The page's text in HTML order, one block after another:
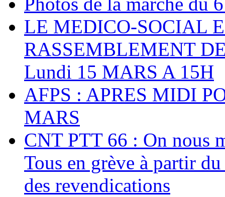
LE MEDICO-SOCIAL
RASSEMBLEMENT
Lundi 15 MARS A 15H
AFPS : APRES MIDI
MARS
CNT PTT 66 : On nous
Tous en grève à partir
des revendications